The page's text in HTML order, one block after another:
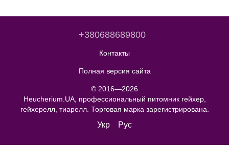
+380688689800
Контакты
Полная версия сайта
© 2016—2026
Heucherium.UA, профессиональный питомник гейхер,
гейхерелл, тиарелл. Торговая марка зарегистрирована.
Укр Рус